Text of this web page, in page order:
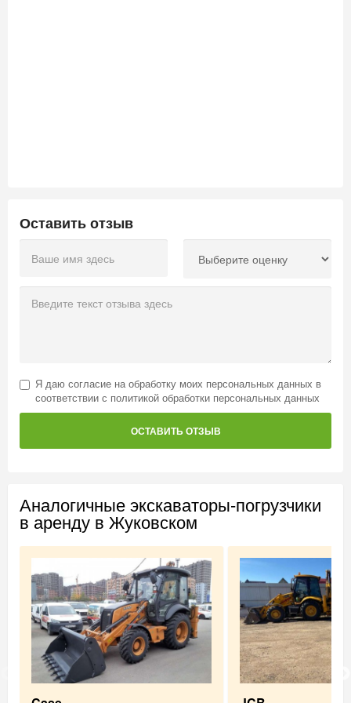
Оставить отзыв
Я даю согласие на обработку моих персональных данных в
соответствии с политикой обработки персональных данных
ОСТАВИТЬ ОТЗЫВ
Аналогичные экскаваторы-погрузчики
в аренду в Жуковском